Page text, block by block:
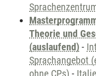
Theorie und
(auslaufend) -
Sprachangebot
ohne CPs) -